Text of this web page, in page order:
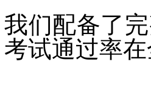
我们配备了
考试通过率